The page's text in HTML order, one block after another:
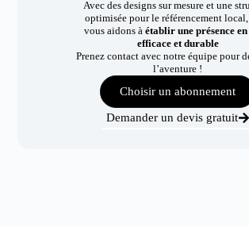
Avec des designs sur mesure et une
optimisée pour le référencement
vous aidons à établir une présence
efficace et durable
Prenez contact avec notre équipe pour
l’aventure !
Choisir un abonnement
Demander un devis gratuit